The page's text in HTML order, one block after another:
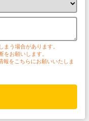
う場合があります。
お願いします。
報をこちらにお願いいたしま